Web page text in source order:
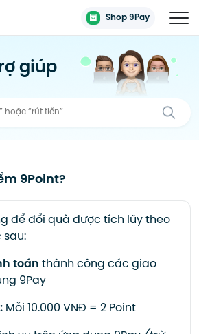
Shop 9Pay
giúp
9Point?
để đổi quà được tích lũy theo
toánthành công các giao
9Pay
Mỗi 10.000 VNĐ = 2 Point